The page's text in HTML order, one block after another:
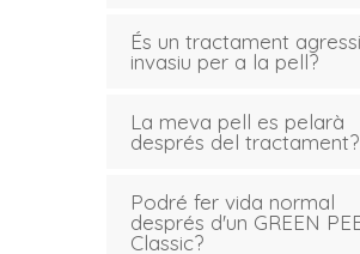
És un tractament
invasiu per a la pell?
La meva pell es pelarà
després del tractament?
Podré fer vida normal
després d'un GREEN
Classic?